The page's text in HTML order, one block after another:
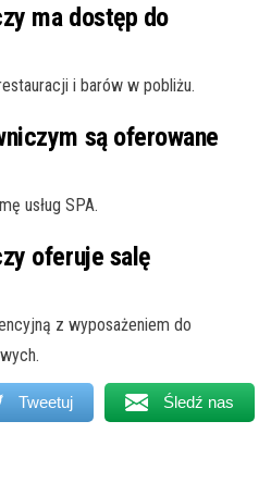
ma dostęp do
i barów w pobliżu.
są oferowane
usług SPA.
oferuje salę
z wyposażeniem do
Tweetuj Śledź nas